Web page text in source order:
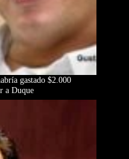
gastado $2.000
a Duque